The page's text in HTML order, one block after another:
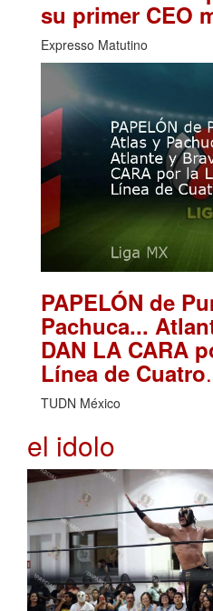
su primer CEO
Expresso Matutino
PAPELÓN de
Pachuca...
DAN LA CARA
Línea de Cuatro
TUDN México
el idolo